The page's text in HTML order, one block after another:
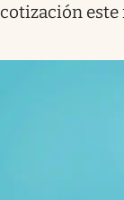
cotización este